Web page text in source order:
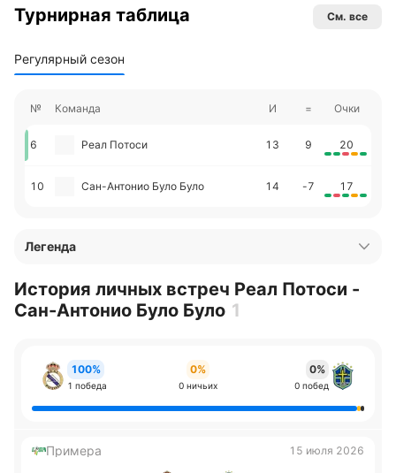
Турнирная таблица См. все
Регулярный сезон
№ Команда И = Очки
6 Реал Потоси 13 9 20
10 Сан-Антонио Було Було 14 -7 17
Легенда
История личных встреч Реал Потоси -
Сан-Антонио Було Було 1
100%
1 победа
0%
0 ничьих
0%
0 побед
Примера 15 июля 2026